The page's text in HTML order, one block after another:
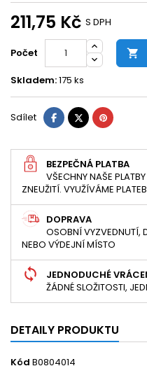
211,75 Kč S DPH
Počet 
Skladem:175 ks
Sdílet SdíletTweetPinterest
BEZPEČNÁ PLATBA
VŠECHNY NAŠE
ZNEUŽITÍ. VYUŽÍVÁME
DOPRAVA
OSOBNÍ VYZVEDNUTÍ,
NEBO VÝDEJNÍ MÍSTO
JEDNODUCHÉ
ŽÁDNÉ SLOŽITOSTI,
DETAILY PRODUKTU
Kód B0804014